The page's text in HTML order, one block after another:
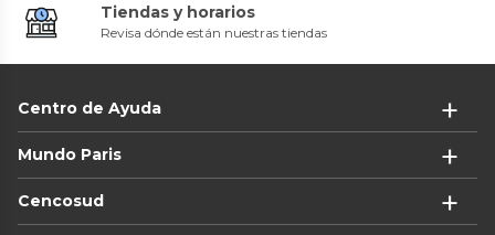
Tiendas y horarios
Revisa dónde están nuestras tiendas
Centro de Ayuda
Mundo Paris
Cencosud